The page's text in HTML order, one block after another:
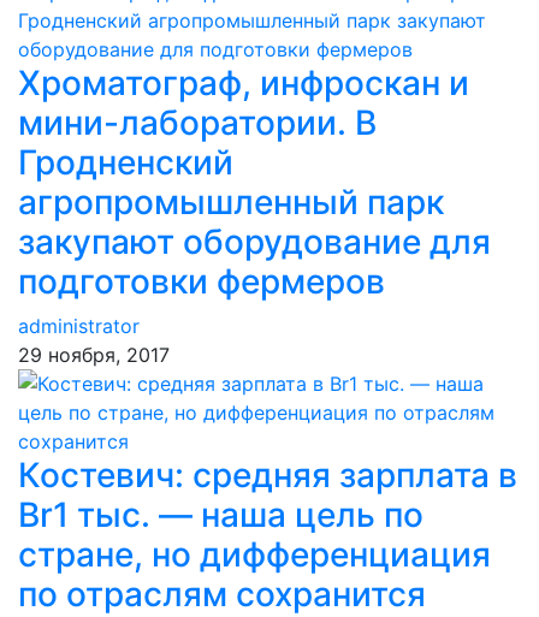
Хроматограф, инфроскан и
мини-лаборатории. В
Гродненский
агропромышленный парк
закупают оборудование для
подготовки фермеров
administrator
29 ноября, 2017
Костевич: средняя зарплата в
Br1 тыс. — наша цель по
стране, но дифференциация
по отраслям сохранится